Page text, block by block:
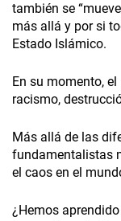
también se
más allá y por si
Estado Islámico.
En su momento,
racismo,
Más allá de las
fundamentalistas
el caos en el
¿Hemos